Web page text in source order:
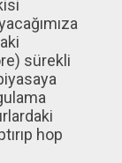
sürekli
hop